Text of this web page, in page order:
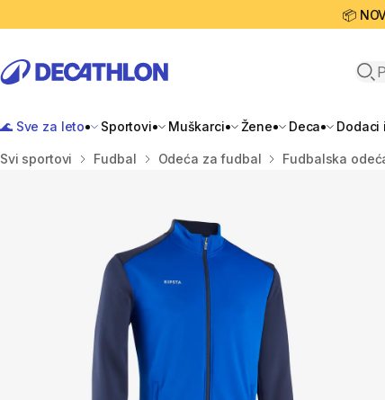
📦
🌊 Sve za leto Sportovi Muškarci Žene Deca Dodaci
Početna stranica
Svi sportovi Fudbal Odeća za fudbal Fudbalska